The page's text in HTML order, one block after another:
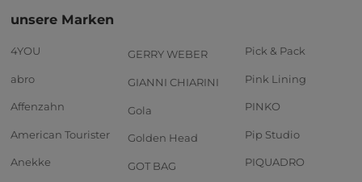
unsere Marken
4YOU
abro
Affenzahn
American Tourister
Anekke
GERRY WEBER
GIANNI CHIARINI
Gola
Golden Head
GOT BAG
Pick & Pack
Pink Lining
PINKO
Pip Studio
PIQUADRO